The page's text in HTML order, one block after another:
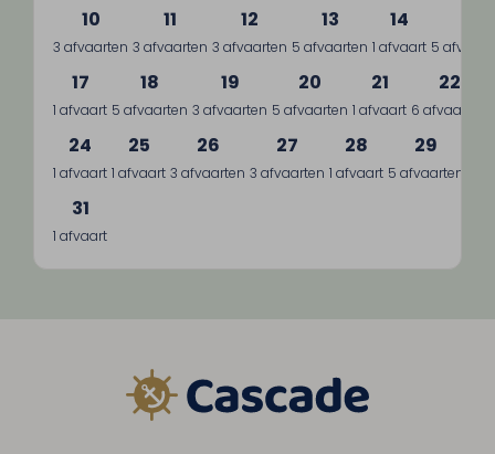
10
3 afvaarten
11
3 afvaarten
12
3 afvaarten
13
5 afvaarten
14
1 afvaart 5
17
1 afvaart
18
5 afvaarten
19
3 afvaarten
20
5 afvaarten
21
1 afvaart
22
6 afvaarten
24
1 afvaart
25
1 afvaart
26
3 afvaarten
27
3 afvaarten
28
1 afvaart
29
5 afvaarten
31
1 afvaart